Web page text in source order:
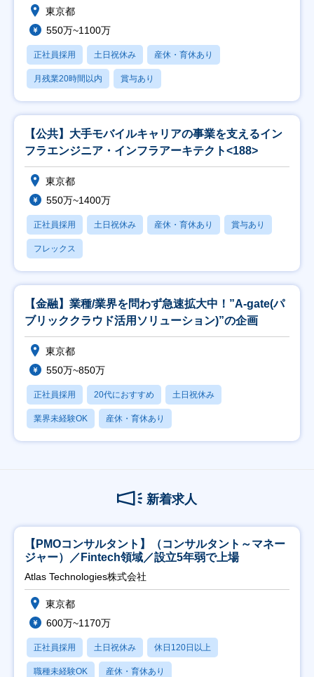
東京都
550万~1100万
正社員採用 土日祝休み 産休・育休あり
月残業20時間以内 賞与あり
【公共】大手モバイルキャリアの事業を支えるイン
フラエンジニア・インフラアーキテクト<188>
東京都
550万~1400万
正社員採用 土日祝休み 産休・育休あり 賞与あり
フレックス
【金融】業種/業界を問わず急速拡大中！”A-gate(パ
ブリッククラウド活用ソリューション)”の企画
東京都
550万~850万
正社員採用 20代におすすめ 土日祝休み
業界未経験OK 産休・育休あり
新着求人
【PMOコンサルタント】（コンサルタント～マネー
ジャー）／Fintech領域／設立5年弱で上場
Atlas Technologies株式会社
東京都
600万~1170万
正社員採用 土日祝休み 休日120日以上
職種未経験OK 産休・育休あり